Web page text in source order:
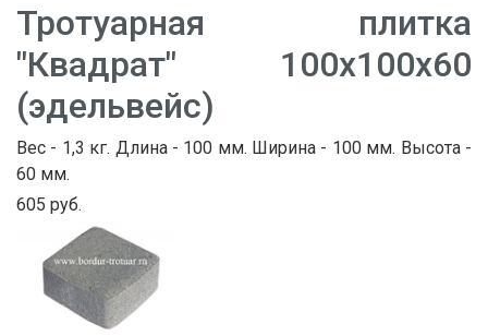
Тротуарная плитка
"Квадрат" 100х100х60
(эдельвейс)
Вес - 1,3 кг. Длина - 100 мм. Ширина - 100 мм. Высота -
60 мм.
605 руб.